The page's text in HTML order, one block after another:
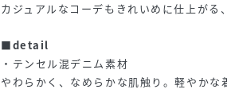
カジュアルなコーデもきれいめに仕上がる
■detail
・テンセル混デニム素材
やわらかく、なめらかな肌触り。軽やかな